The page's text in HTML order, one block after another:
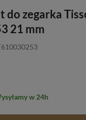
do zegarka
21 mm
w 24h